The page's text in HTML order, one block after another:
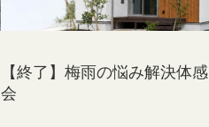
【終了】梅雨の悩み解決体感
会